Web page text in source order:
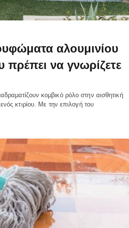
αλουμινίου
πρέπει να γνωρίζετε
κομβικό ρόλο στην αισθητική
κτιρίου. Με την επιλογή του